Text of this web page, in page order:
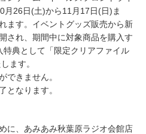
月26日(土)から11月17日(日)ま
ます。イベントグッズ販売から新
され、期間中に対象商品を購入す
典として「限定クリアファイル
ます。
できません。
となります。
に、あみあみ秋葉原ラジオ会館店